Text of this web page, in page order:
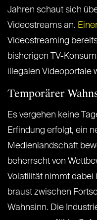
Jahren schaut sich
Videostreams an.
Videostreaming
bisherigen TV-
illegalen Videoportale
Temporärer
Es vergehen keine
Erfindung erfolgt, ein
Medienlandschaft
beherrscht von
Volatilität nimmt dabei
braust zwischen
Wahnsinn. Die